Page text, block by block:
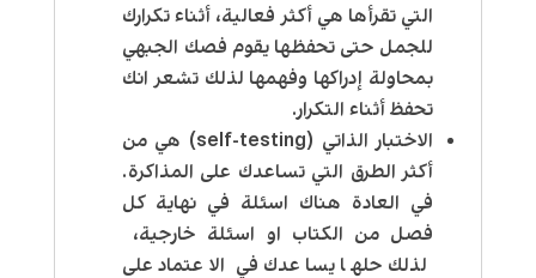
التي تقرأها هي أكثر فعالية، أثناء تكرارك
للجمل حتى تحفظها يقوم فصك الجبهي
بمحاولة إدراكها وفهمها لذلك تشعر انك
تحفظ أثناء التكرار.
الاختبار الذاتي (self-testing) هي من
أكثر الطرق التي تساعدك على المذاكرة.
في العادة هناك اسئلة في نهاية كل
فصل من الكتاب او اسئلة خارجية،
لذلك حلها يساعدك في الاعتماد على